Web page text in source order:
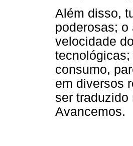
Além disso,
poderosas; o
velocidade
consumo,
em diversos
ser
Avancemos.